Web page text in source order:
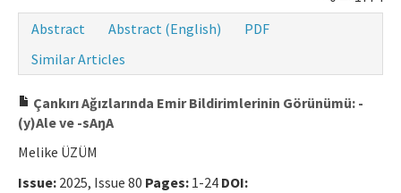
Abstract
Abstract (English)
PDF
Similar Articles
Çankırı Ağızlarında Emir Bildirimlerinin Görünümü: -
(y)Ale ve -sAŋA
Melike ÜZÜM
Issue: 2025, Issue 80 Pages: 1-24 DOI: